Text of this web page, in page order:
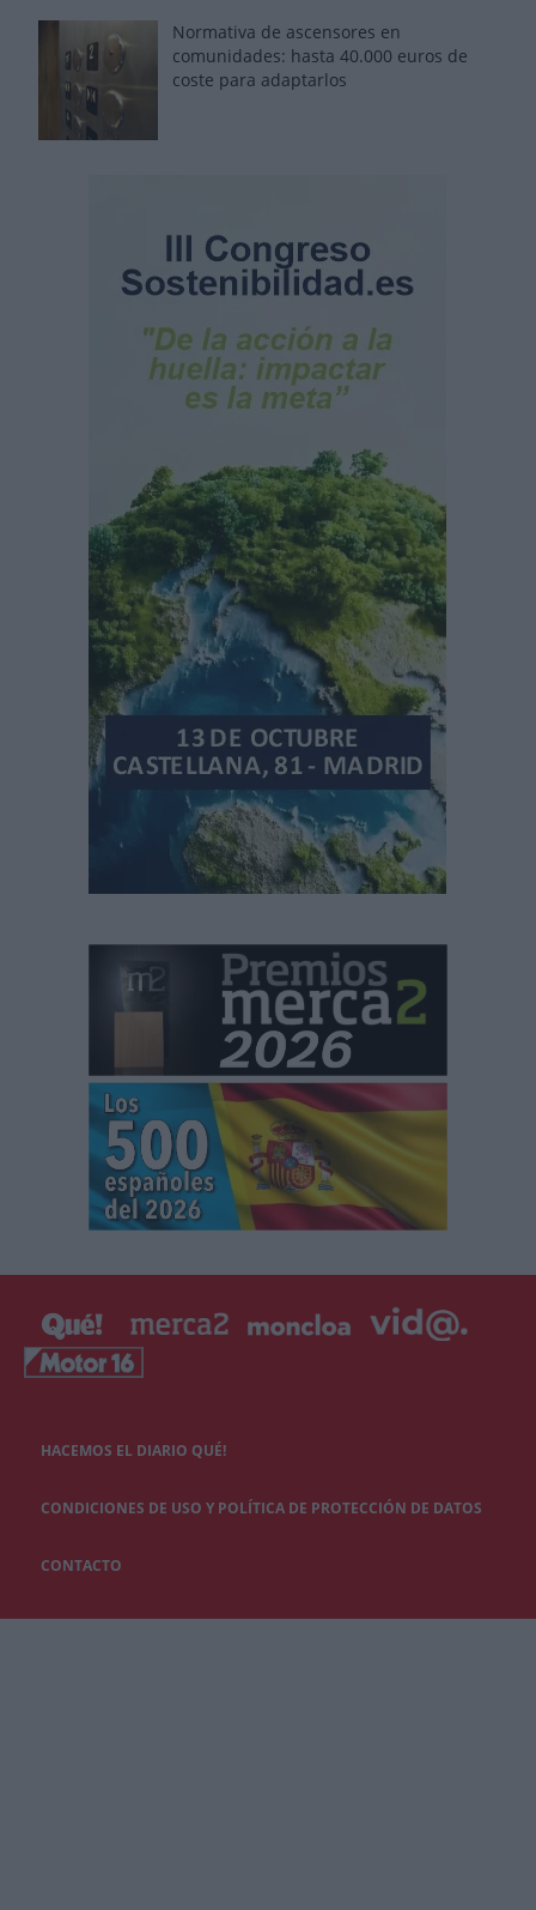
Normativa de ascensores en
comunidades: hasta 40.000 euros de
coste para adaptarlos
HACEMOS EL DIARIO QUÉ!
CONDICIONES DE USO Y POLÍTICA DE PROTECCIÓN DE DATOS
CONTACTO